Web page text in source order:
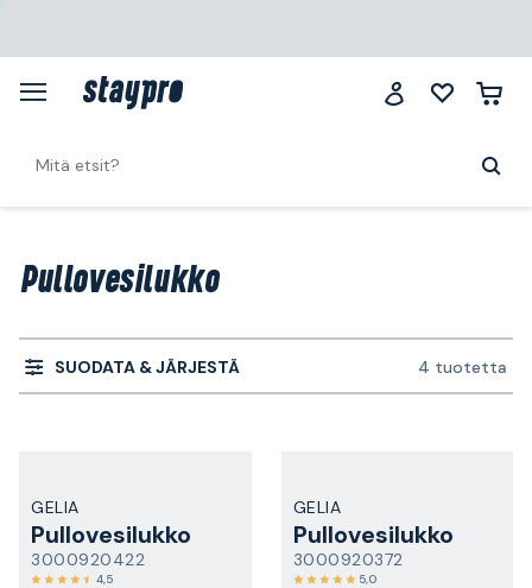
Pullovesilukko
SUODATA & JÄRJESTÄ 4 tuotetta
GELIA
Pullovesilukko
3000920422
4,5
GELIA
Pullovesilukko
3000920372
5,0